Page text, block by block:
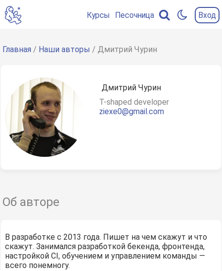
Содержание
Курсы Песочница Вход
Главная / Наши авторы / Дмитрий Чурин
Дмитрий Чурин
T-shaped developer
ziexe0@gmail.com
Об авторе
В разработке с 2013 года. Пишет на чем скажут и что
скажут. Занимался разработкой бекенда, фронтенда,
настройкой CI, обучением и управлением команды —
всего понемногу.